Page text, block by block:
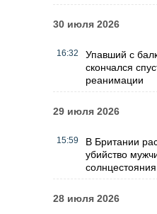
30 июля 2026
16:32
Упавший с
скончался
реанимации
29 июля 2026
15:59
В Британии
убийство
солнцестояния
28 июля 2026